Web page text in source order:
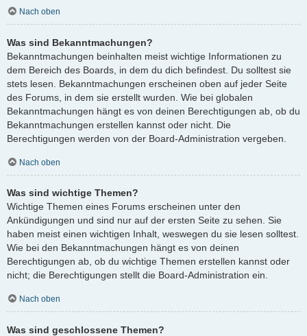
Nach oben
Was sind Bekanntmachungen?
Bekanntmachungen beinhalten meist wichtige Informationen zu
dem Bereich des Boards, in dem du dich befindest. Du solltest sie
stets lesen. Bekanntmachungen erscheinen oben auf jeder Seite
des Forums, in dem sie erstellt wurden. Wie bei globalen
Bekanntmachungen hängt es von deinen Berechtigungen ab, ob du
Bekanntmachungen erstellen kannst oder nicht. Die
Berechtigungen werden von der Board-Administration vergeben.
Nach oben
Was sind wichtige Themen?
Wichtige Themen eines Forums erscheinen unter den
Ankündigungen und sind nur auf der ersten Seite zu sehen. Sie
haben meist einen wichtigen Inhalt, weswegen du sie lesen solltest.
Wie bei den Bekanntmachungen hängt es von deinen
Berechtigungen ab, ob du wichtige Themen erstellen kannst oder
nicht; die Berechtigungen stellt die Board-Administration ein.
Nach oben
Was sind geschlossene Themen?